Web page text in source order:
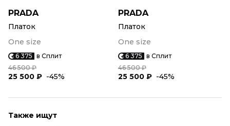
PRADA
Платок
One size
6 375 в Сплит
46 500 ₽
25 500 ₽ -45%
PRADA
Платок
One size
6 375 в Сплит
46 500 ₽
25 500 ₽ -45%
Также ищут